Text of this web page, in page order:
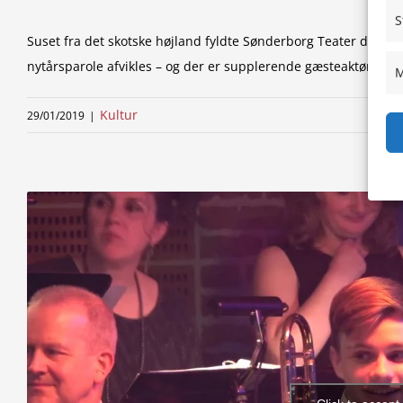
Suset fra det skotske højland fyldte Sønderborg Teater den
nytårsparole afvikles – og der er supplerende gæsteaktører
29/01/2019 | Kultur